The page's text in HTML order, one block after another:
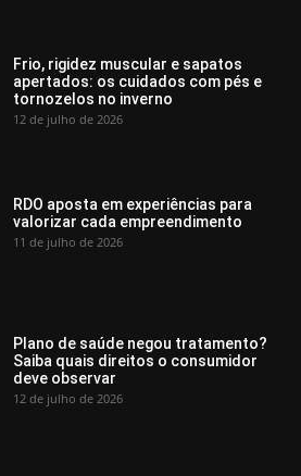
Frio, rigidez muscular e sapatos
apertados: os cuidados com pés e
tornozelos no inverno
12 de julho de 2026
RDO aposta em experiências para
valorizar cada empreendimento
11 de julho de 2026
Plano de saúde negou tratamento?
Saiba quais direitos o consumidor
deve observar
12 de julho de 2026